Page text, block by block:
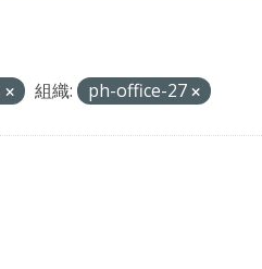
組織: ph-office-27